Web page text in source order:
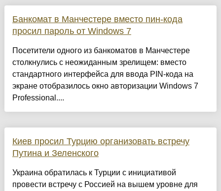
Банкомат в Манчестере вместо пин-кода
просил пароль от Windows 7
Посетители одного из банкоматов в Манчестере
столкнулись с неожиданным зрелищем: вместо
стандартного интерфейса для ввода PIN-кода на
экране отобразилось окно авторизации Windows 7
Professional....
Киев просил Турцию организовать встречу
Путина и Зеленского
Украина обратилась к Турции с инициативой
провести встречу с Россией на вышем уровне для